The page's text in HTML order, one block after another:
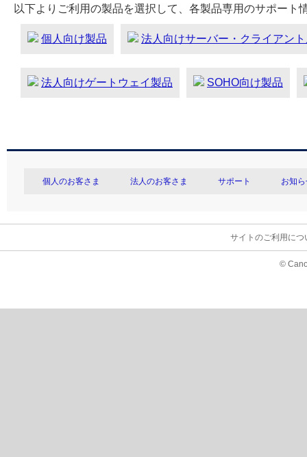
以下よりご利用の製品を選択して、各製品専用のサポート
個人向け製品 法人向けサーバー・クライアン
法人向けゲートウェイ製品 SOHO向け製品
個人のお客さま 法人のお客さま サポート お知
サイトのご利用につ
©